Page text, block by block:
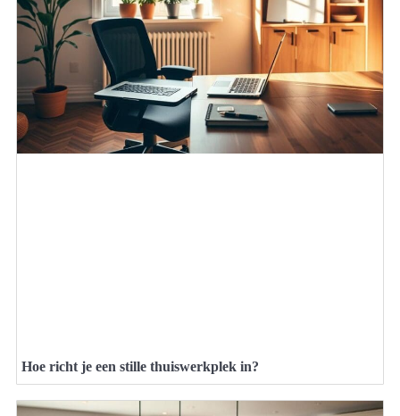
Hoe richt je een stille thuiswerkplek in?